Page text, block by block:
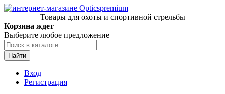
Товары для охоты и спортивной стрельбы
Корзина ждет
Выберите любое предложение
Найти
Вход
Регистрация